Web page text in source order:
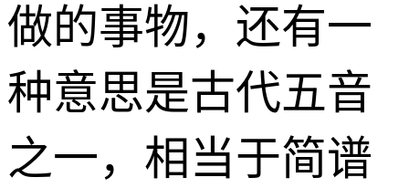
做的事物，还有一
种意思是古代五音
之一，相当于简谱